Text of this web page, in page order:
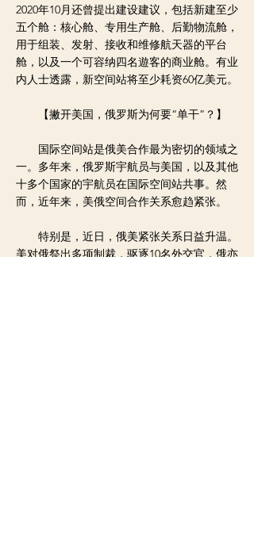
2020年10月还曾提出建设建议，包括新建至少
五个舱：核心舱、专用生产舱、后勤物流舱，
用于组装、发射、接收和维修航天器的平台
舱，以及一个可容纳四名遊客的商业舱。有业
内人士透露，新空间站将至少耗资60亿美元。
【撇开美国，俄罗斯为何要“单干”？】
国际空间站是俄美合作最为密切的领域之
一。多年来，俄罗斯宇航员与美国，以及其他
十多个国家的宇航员在国际空间站共事。然
而，近年来，美俄空间合作关系愈趋紧张。
特别是，近日，俄美紧张关系日益升温。
美对俄祭出多项制裁，驱逐10名外交官，俄亦